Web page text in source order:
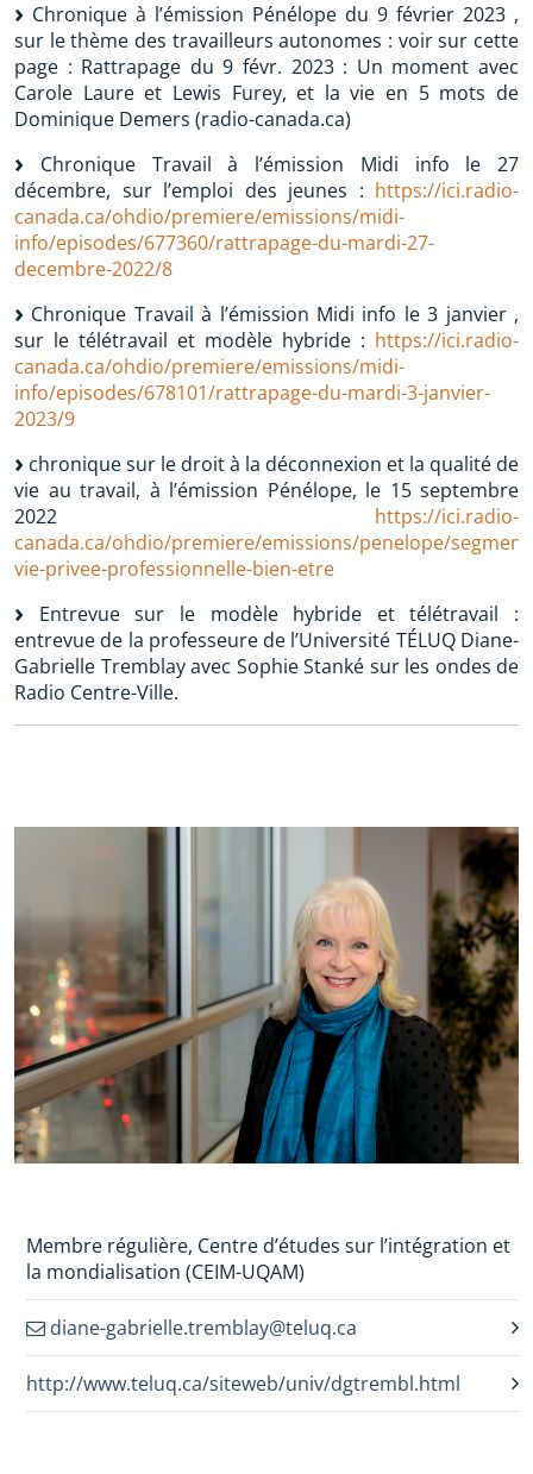
Chronique à l’émission Pénélope du 9 février 2023 ,
sur le thème des travailleurs autonomes : voir sur cette
page : Rattrapage du 9 févr. 2023 : Un moment avec
Carole Laure et Lewis Furey, et la vie en 5 mots de
Dominique Demers (radio-canada.ca)
Chronique Travail à l’émission Midi info le 27
décembre, sur l’emploi des jeunes : https://ici.radio-
canada.ca/ohdio/premiere/emissions/midi-
info/episodes/677360/rattrapage-du-mardi-27-
decembre-2022/8
Chronique Travail à l’émission Midi info le 3 janvier ,
sur le télétravail et modèle hybride : https://ici.radio-
canada.ca/ohdio/premiere/emissions/midi-
info/episodes/678101/rattrapage-du-mardi-3-janvier-
2023/9
chronique sur le droit à la déconnexion et la qualité de
vie au travail, à l’émission Pénélope, le 15 septembre
2022 https://ici.radio-
canada.ca/ohdio/premiere/emissions/penelope/
vie-privee-professionnelle-bien-etre
Entrevue sur le modèle hybride et télétravail :
entrevue de la professeure de l’Université TÉLUQ Diane-
Gabrielle Tremblay avec Sophie Stanké sur les ondes de
Radio Centre-Ville.
Membre régulière, Centre d’études sur l’intégration et
la mondialisation (CEIM-UQAM)
diane-gabrielle.tremblay@teluq.ca
http://www.teluq.ca/siteweb/univ/dgtrembl.html